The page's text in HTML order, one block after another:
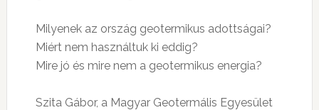
Milyenek az ország geotermikus adottságai?
Miért nem használtuk ki eddig?
Mire jó és mire nem a geotermikus energia?
Szita Gábor, a Magyar Geotermális Egyesület